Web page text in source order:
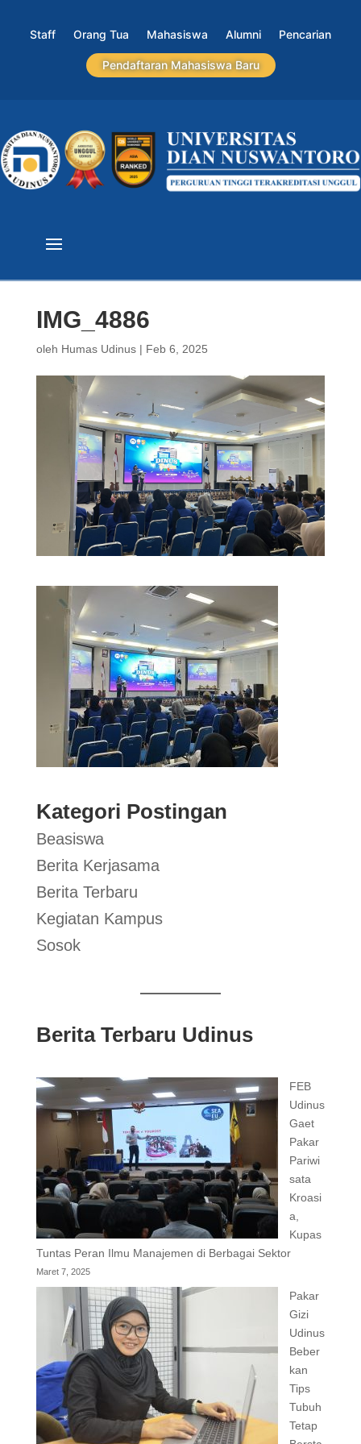
Staff Orang Tua Mahasiswa Alumni Pencarian
Pendaftaran Mahasiswa Baru
IMG_4886
oleh Humas Udinus| Feb 6, 2025
Kategori Postingan
Beasiswa
Berita Kerjasama
Berita Terbaru
Kegiatan Kampus
Sosok
Berita Terbaru Udinus
FEB
Udinus
Gaet
Pakar
Pariwi
sata
Kroasi
a,
Kupas
Tuntas Peran Ilmu Manajemen di Berbagai Sektor
Maret 7, 2025
Pakar
Gizi
Udinus
Beber
kan
Tips
Tubuh
Tetap